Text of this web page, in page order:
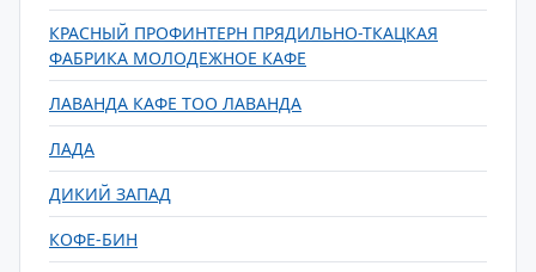
КРАСНЫЙ ПРОФИНТЕРН ПРЯДИЛЬНО-ТКАЦКАЯ
ФАБРИКА МОЛОДЕЖНОЕ КАФЕ
ЛАВАНДА КАФЕ ТОО ЛАВАНДА
ЛАДА
ДИКИЙ ЗАПАД
КОФЕ-БИН